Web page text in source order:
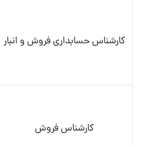
کارشناس حسابداری فروش و انبار
کارشناس فروش